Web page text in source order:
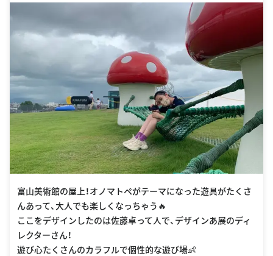
富山美術館の屋上！オノマトペがテーマになった遊具がたくさ
んあって、大人でも楽しくなっちゃう🔥
ここをデザインしたのは佐藤卓って人で、デザインあ展のディ
レクターさん！
遊び心たくさんのカラフルで個性的な遊び場👶